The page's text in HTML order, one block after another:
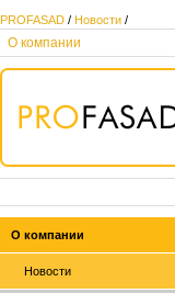
PROFASAD / Новости /
О компании
О компании
Новости